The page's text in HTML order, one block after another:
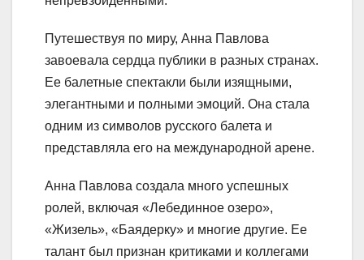
Путешествуя по миру, Анна Павлова
завоевала сердца публики в разных странах.
Ее балетные спектакли были изящными,
элегантными и полными эмоций. Она стала
одним из символов русского балета и
представляла его на международной арене.
Анна Павлова создала много успешных
ролей, включая «Лебединное озеро»,
«Жизель», «Баядерку» и многие другие. Ее
талант был признан критиками и коллегами